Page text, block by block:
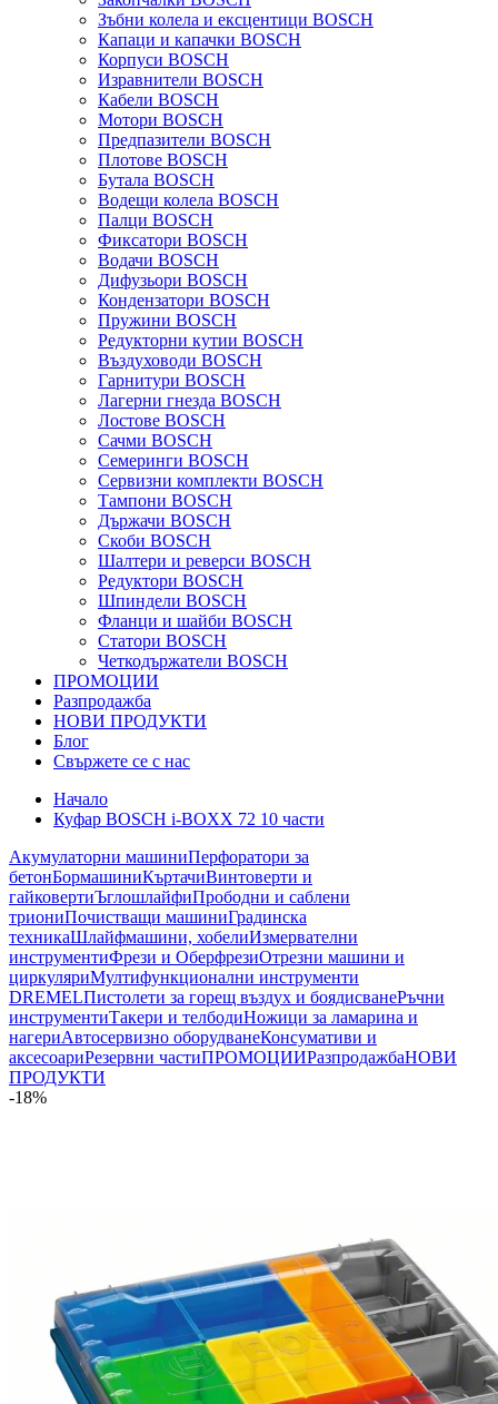
Зъбни колела и ексцентици BOSCH
Капаци и капачки BOSCH
Корпуси BOSCH
Изравнители BOSCH
Кабели BOSCH
Мотори BOSCH
Предпазители BOSCH
Плотове BOSCH
Бутала BOSCH
Водещи колела BOSCH
Палци BOSCH
Фиксатори BOSCH
Водачи BOSCH
Дифузьори BOSCH
Кондензатори BOSCH
Пружини BOSCH
Редукторни кутии BOSCH
Въздуховоди BOSCH
Гарнитури BOSCH
Лагерни гнезда BOSCH
Лостове BOSCH
Сачми BOSCH
Семеринги BOSCH
Сервизни комплекти BOSCH
Тампони BOSCH
Държачи BOSCH
Скоби BOSCH
Шалтери и реверси BOSCH
Редуктори BOSCH
Шпиндели BOSCH
Фланци и шайби BOSCH
Статори BOSCH
Четкодържатели BOSCH
ПРОМОЦИИ
Разпродажба
НОВИ ПРОДУКТИ
Блог
Свържете се с нас
Начало
Куфар BOSCH i-BOXX 72 10 части
Акумулаторни машиниПерфоратори за
бетонБормашиниКъртачиВинтоверти и
гайковертиЪглошлайфиПрободни и саблени
триониПочистващи машиниГрадинска
техникаШлайфмашини, хобелиИзмервателни
инструментиФрези и ОберфрезиОтрезни машини и
циркуляриМултифункционални инструменти
DREMELПистолети за горещ въздух и боядисванеРъчни
инструментиТакери и телбодиНожици за ламарина и
нагериАвтосервизно оборудванеКонсумативи и
аксесоариРезервни частиПРОМОЦИИРазпродажбаНОВИ
ПРОДУКТИ
-18%